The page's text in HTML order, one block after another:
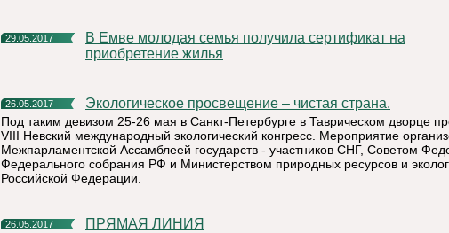
29.05.2017
В Емве молодая семья получила сертификат на
приобретение жилья
26.05.2017 Экологическое просвещение – чистая страна.
Под таким девизом 25-26 мая в Санкт-Петербурге в Таврическом дворце
VIII Невский международный экологический конгресс. Мероприятие
Межпарламентской Ассамблеей государств - участников СНГ, Советом
Федерального собрания РФ и Министерством природных ресурсов и
Российской Федерации.
26.05.2017 ПРЯМАЯ ЛИНИЯ